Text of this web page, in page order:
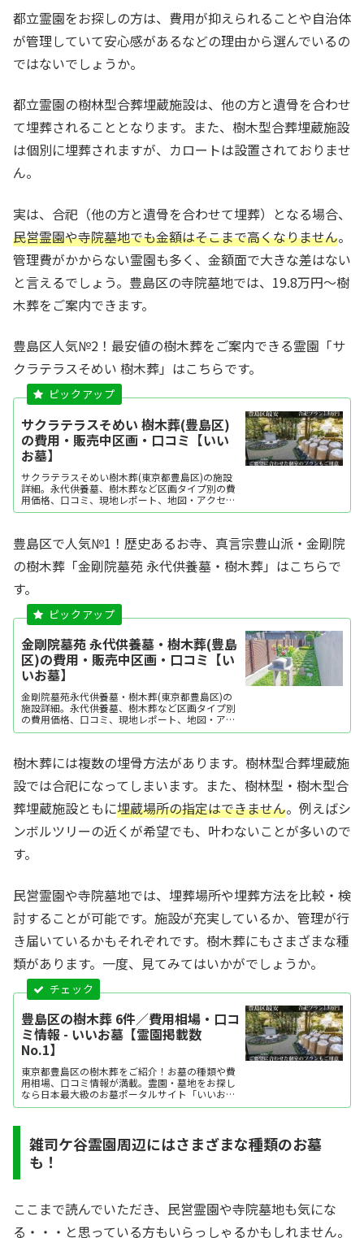
都立霊園をお探しの方は、費用が抑えられることや自治体
が管理していて安心感があるなどの理由から選んでいるの
ではないでしょうか。
都立霊園の樹林型合葬埋蔵施設は、他の方と遺骨を合わせ
て埋葬されることとなります。また、樹木型合葬埋蔵施設
は個別に埋葬されますが、カロートは設置されておりませ
ん。
実は、合祀（他の方と遺骨を合わせて埋葬）となる場合、
民営霊園や寺院墓地でも金額はそこまで高くなりません。
管理費がかからない霊園も多く、金額面で大きな差はない
と言えるでしょう。豊島区の寺院墓地では、19.8万円～樹
木葬をご案内できます。
豊島区人気№2！最安値の樹木葬をご案内できる霊園「サ
クラテラスそめい 樹木葬」はこちらです。
サクラテラスそめい 樹木葬(豊島区)
の費用・販売中区画・口コミ【いい
お墓】
サクラテラスそめい樹木葬(東京都豊島区)の施設
詳細。永代供養墓、樹木葬など区画タイプ別の費
用価格、口コミ、現地レポート、地図・アクセ
ス・駐車場情報などを掲載。霊園・墓地をお探し
墓の相談はすべて無料！建墓のポイント、石材店
豊島区で人気№1！歴史あるお寺、真言宗豊山派・金剛院
の樹木葬「金剛院墓苑 永代供養墓・樹木葬」はこちらで
す。
金剛院墓苑 永代供養墓・樹木葬(豊島
区)の費用・販売中区画・口コミ【い
いお墓】
金剛院墓苑永代供養墓・樹木葬(東京都豊島区)の
施設詳細。永代供養墓、樹木葬など区画タイプ別
の費用価格、口コミ、現地レポート、地図・アク
セス・駐車場情報などを掲載。霊園・墓地をお探
墓」にお任せください。資料請求・見学予約・お
墓の相談はすべて無料！建墓のポイント、石材店
の選び方な...
樹木葬には複数の埋骨方法があります。樹林型合葬埋蔵施
設では合祀になってしまいます。また、樹林型・樹木型合
葬埋蔵施設ともに埋蔵場所の指定はできません。例えばシ
ンボルツリーの近くが希望でも、叶わないことが多いので
す。
民営霊園や寺院墓地では、埋葬場所や埋葬方法を比較・検
討することが可能です。施設が充実しているか、管理が行
き届いているかもそれぞれです。樹木葬にもさまざまな種
類があります。一度、見てみてはいかがでしょうか。
豊島区の樹木葬 6件／費用相場・口コ
ミ情報 - いいお墓【霊園掲載数
No.1】
東京都豊島区の樹木葬をご紹介！お墓の種類や費
用相場、口コミ情報が満載。霊園・墓地をお探し
なら日本最大級のお墓ポータルサイト「いいお
墓」にお任せください。資料請求・見学予約・お
雑司ケ谷霊園周辺にはさまざまな種類のお墓
も！
ここまで読んでいただき、民営霊園や寺院墓地も気にな
る・・・と思っている方もいらっしゃるかもしれません。